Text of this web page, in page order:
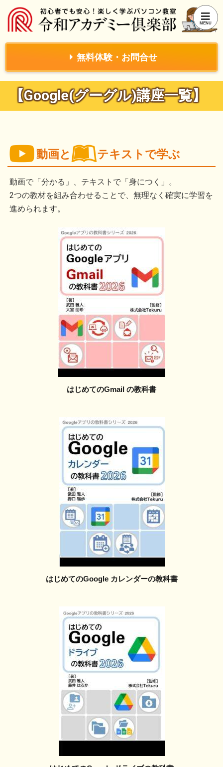
無料体験・お問合せ
【Google(グーグル)講座一覧】
動画と テキストで学ぶ
動画で「分かる」、テキストで「身につく」。
2つの教材を組み合わせることで、無理なく確実に学習を
進められます。
はじめてのGmail の教科書
はじめてのGoogle カレンダーの教科書